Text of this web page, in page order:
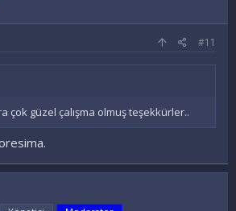
#11
çok güzel çalışma olmuş teşekkürler..